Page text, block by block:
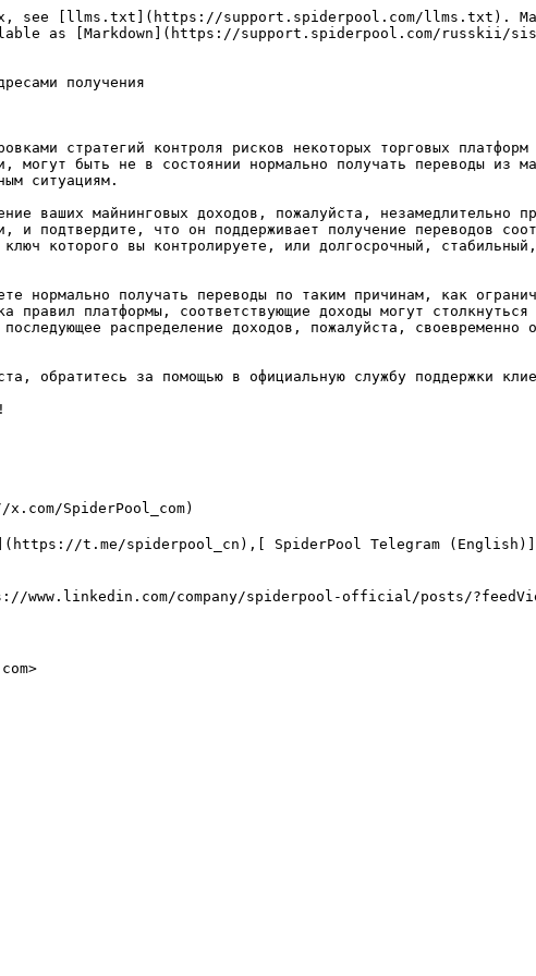
see [llms.txt](https://support.spiderpool.com/llms.txt).
as [Markdown](https://support.spiderpool.com/russkii/
получения
стратегий контроля рисков некоторых торговых
могут быть не в состоянии нормально получать переводы
ситуациям.
ваших майнинговых доходов, пожалуйста, незамедлительно
и подтвердите, что он поддерживает получение переводов
которого вы контролируете, или долгосрочный,
нормально получать переводы по таким причинам, как
правил платформы, соответствующие доходы могут
распределение доходов, пожалуйста, своевременно
обратитесь за помощью в официальную службу поддержки
SpiderPool_com)
t.me/spiderpool_cn),[ SpiderPool Telegram
www.linkedin.com/company/spiderpool-official/posts/